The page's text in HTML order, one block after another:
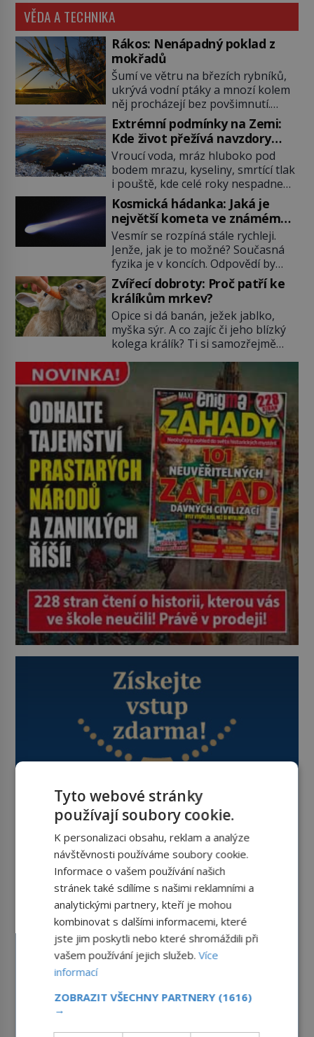
VĚDA A TECHNIKA
Rákos: Nenápadný poklad z
mokřadů
Šumí ve větru na březích rybníků,
ukrývá vodní ptáky a mnozí kolem
něj procházejí bez povšimnutí.
Přesto právě rákos pomáhal stavět
domy, vyrábět lodě, zapisovat první
texty a inspiroval řadu pověstí.
Tato skromná, ale užitečná
rostlina provází člověka už tisíce
let. Většina lidí vnímá rákos jen jako
obyčejnou kulisu letního koupání.
Stačí se však podívat […]
Extrémní podmínky na Zemi:
Kde život přežívá navzdory
všemu
Vroucí voda, mráz hluboko pod
bodem mrazu, kyseliny, smrtící tlak
i pouště, kde celé roky nespadne
jediná kapka deště. Na první
pohled místa, kde nemůže
existovat vůbec nic. Přesto právě
tady vědci objevují organismy,
které posouvají hranice života.
Každý nový nález mění naše
představy o tom, co všechno
dokáže příroda a napovídá, kde
bychom jednou […]
Kosmická hádanka: Jaká je
největší kometa ve známém
vesmíru?
Vesmír se rozpíná stále rychleji.
Jenže, jak je to možné? Současná
fyzika je v koncích. Odpovědí by
mohla být hypotetická temná
energie. Právě na tu se zaměří
pozornost dvojice zkušených
astronomů. Namísto ní ale objeví
něco mnohem hmatatelnějšího.
Naprosto rekordní kometu!
Astronomové Pedro Bernardinelli a
Gary Bernstein mravenčí prací
zkoumají archivní snímky v rámci
Průzkumu temné energie […]
Zvířecí dobroty: Proč patří ke
králíkům mrkev?
Opice si dá banán, ježek jablko,
myška sýr. A co zajíc či jeho blízký
kolega králík? Ti si samozřejmě
podobné představy o potravě
zvířat často spíš mýty? Pokud máte
doma králíka, mrkev mu dát
můžete. A nejspíš mu i bude
chutnat, ovšem měl by ji mít jen
jako občasný pamlsek. […]
Tyto webové stránky
používají soubory cookie.
K personalizaci obsahu, reklam a analýze
návštěvnosti používáme soubory cookie.
Informace o vašem používání našich
stránek také sdílíme s našimi reklamními a
analytickými partnery, kteří je mohou
kombinovat s dalšími informacemi, které
jste jim poskytli nebo které shromáždili při
vašem používání jejich služeb.Více
informací
ZOBRAZIT VŠECHNY PARTNERY (1616)
→